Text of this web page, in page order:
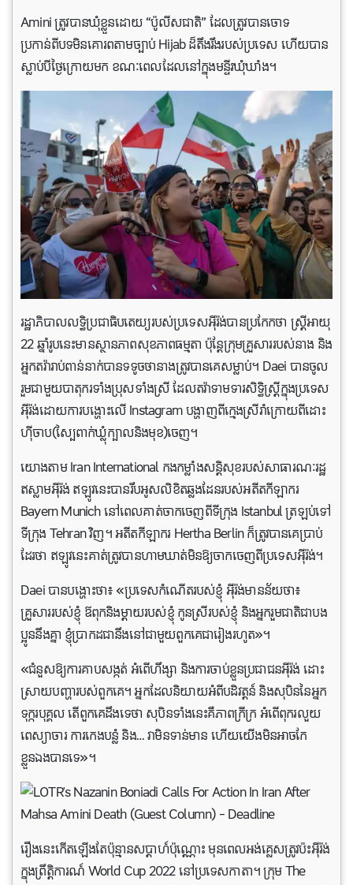
Amini ត្រូវបានឃុំខ្លួនដោយ “ប៉ូលីសជាតិ” ដែលត្រូវបានចោទ
ប្រកាន់ពីបទមិនគោរពតាមច្បាប់ Hijab ដ៏តឹងរឹងរបស់ប្រទេស ហើយបាន
ស្លាប់បីថ្ងៃក្រោយមក ខណៈពេលដែលនៅក្នុងមន្ទីរឃុំឃាំង។
រដ្ឋាភិបាលលទ្ធិប្រជាធិបតេយ្យរបស់ប្រទេសអ៊ីរ៉ង់បានប្រកែកថា ស្ត្រីអាយុ
22 ឆ្នាំរូបនេះមានស្ថានភាពសុខភាពធម្មតា ប៉ុន្តែក្រុមគ្រួសាររបស់នាង និង
អ្នកតវ៉ារាប់ពាន់នាក់បានទទូចថានាងត្រូវបានគេសម្លាប់។ Daei បាន​ចូល​
រួម​ជាមួយ​បាតុករ​ទាំង​ប្រុស​ទាំង​ស្រី ដែល​តវ៉ា​ទាមទារ​សិទ្ធិ​ស្ត្រី​ក្នុង​ប្រទេស​
អ៊ីរ៉ង់​ដោយ​ការ​បង្ហោះ​លើ Instagram បង្ហាញ​ពី​ក្មេង​ស្រី​រាំ​ក្រោយ​ពី​ដោះ​
ហ៊ីចាប(ស្បៃពាក់ឃ្លុំក្បាលនិង​មុខ)​ចេញ។
យោងតាម ​​Iran International កងកម្លាំងសន្តិសុខរបស់សាធារណៈរដ្ឋ
ឥស្លាមអ៊ីរ៉ង់ ឥឡូវនេះបានរឹបអូសលិខិតឆ្លងដែនរបស់អតីតកីឡាករ
Bayern Munich នៅពេលគាត់ចាកចេញពីទីក្រុង Istanbul ត្រឡប់ទៅ
ទីក្រុង Tehran វិញ។ អតីតកីឡាករ Hertha Berlin ក៏ត្រូវបានគេប្រាប់
ដែរថា ឥឡូវនេះគាត់ត្រូវបានហាមឃាត់មិនឱ្យចាកចេញពីប្រទេសអ៊ីរ៉ង់។
Daei បាន​បង្ហោះ​ថា៖ «ប្រទេស​កំណើត​របស់​ខ្ញុំ អ៊ីរ៉ង់​មាន​ន័យ​ថា​៖
គ្រួសារ​របស់​ខ្ញុំ ឪពុក​និង​ម្តាយ​របស់​ខ្ញុំ កូន​ស្រី​របស់​ខ្ញុំ និង​អ្នក​រួម​ជាតិ​ជា​បង
ប្អូន​នឹង​គ្នា ខ្ញុំ​ប្រាកដ​ជា​នឹង​នៅ​ជាមួយ​ពួក​គេ​ជា​រៀង​រហូត»។
«ជំនួសឱ្យការគាបសង្កត់ អំពើហឹង្សា និងការចាប់ខ្លួនប្រជាជនអ៊ីរ៉ង់ ដោះ
ស្រាយបញ្ហារបស់ពួកគេ។ អ្នកដែលនិយាយអំពីបដិវត្តន៍ និងសុបិននៃអ្នក
ទុក្ករបុគ្គល តើពួកគេដឹងទេថា សុបិនទាំងនេះគឺភាពក្រីក្រ អំពើពុករលួយ
ពេស្យាចារ ការកេងបន្លំ និង… វាមិនទាន់មាន ហើយយើងមិនអាចកែ
ខ្លួនឯងបានទេ»។
រឿងនេះកើតឡើងតែប៉ុន្មានសប្តាហ៍ប៉ុណ្ណោះ មុនពេលអង់គ្លេសត្រូវប៉ះអ៊ីរ៉ង់
ក្នុងព្រឹត្តិការណ៍ World Cup 2022 នៅប្រទេសកាតា។ ក្រុម The